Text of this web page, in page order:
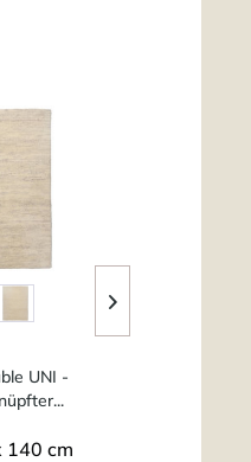
UNI -
140 cm